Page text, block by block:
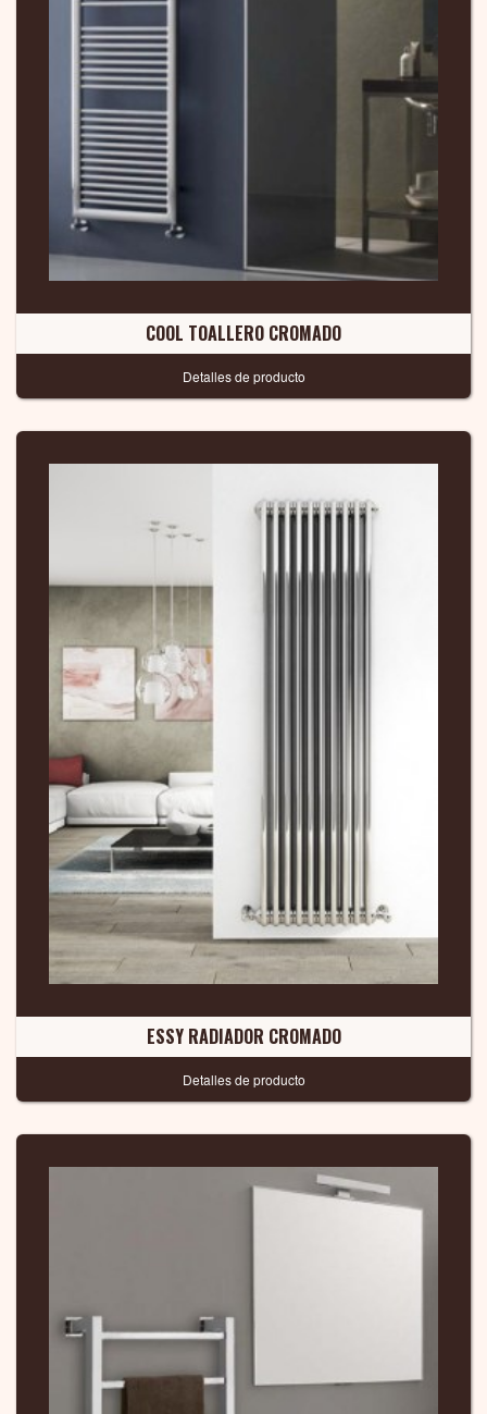
COOL TOALLERO CROMADO
Detalles de producto
ESSY RADIADOR CROMADO
Detalles de producto